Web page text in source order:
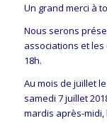
Un grand merci à
Nous serons
associations et
18h.
Au mois de juillet
samedi 7 juillet
mardis après-